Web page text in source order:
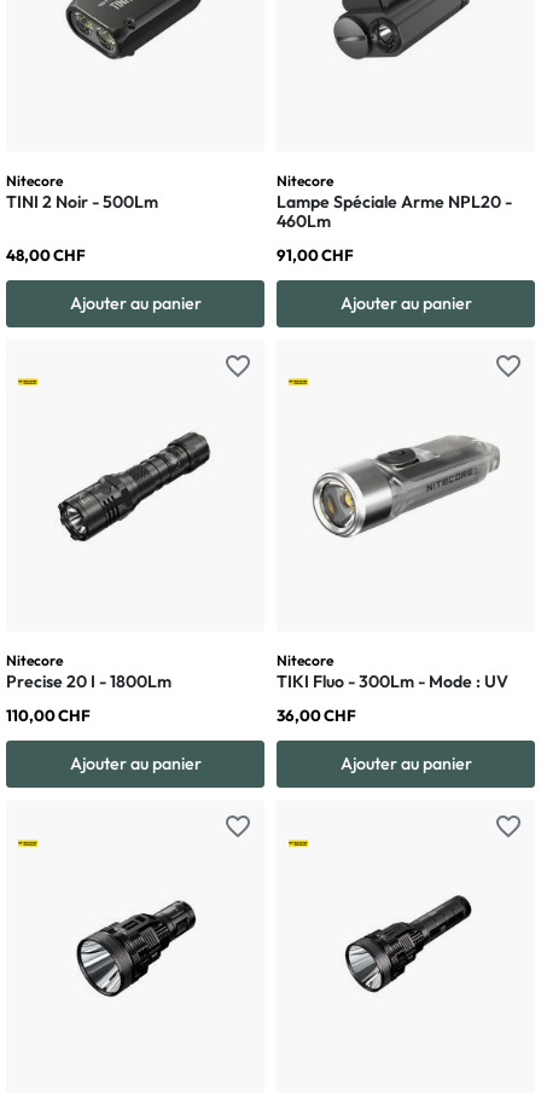
Nitecore
TINI 2 Noir - 500Lm
48,00 CHF
Ajouter au panier
Nitecore
Lampe Spéciale Arme NPL20 -
460Lm
91,00 CHF
Ajouter au panier
favorite_border
Nitecore
Precise 20 I - 1800Lm
110,00 CHF
Ajouter au panier
favorite_border
Nitecore
TIKI Fluo - 300Lm - Mode : UV
36,00 CHF
Ajouter au panier
favorite_border favorite_border